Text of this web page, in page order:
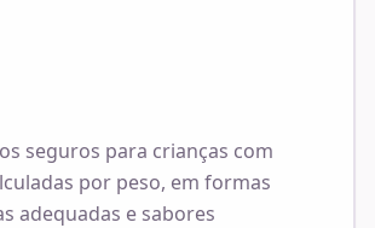
seguros para crianças com
por peso, em formas
adequadas e sabores